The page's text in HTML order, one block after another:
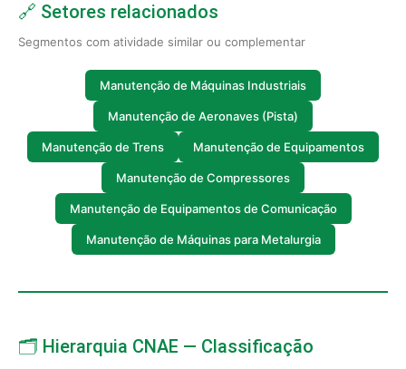
🔗 Setores relacionados
Segmentos com atividade similar ou complementar
Manutenção de Máquinas Industriais
Manutenção de Aeronaves (Pista)
Manutenção de Trens Manutenção de Equipamentos
Manutenção de Compressores
Manutenção de Equipamentos de Comunicação
Manutenção de Máquinas para Metalurgia
🗂️ Hierarquia CNAE — Classificação